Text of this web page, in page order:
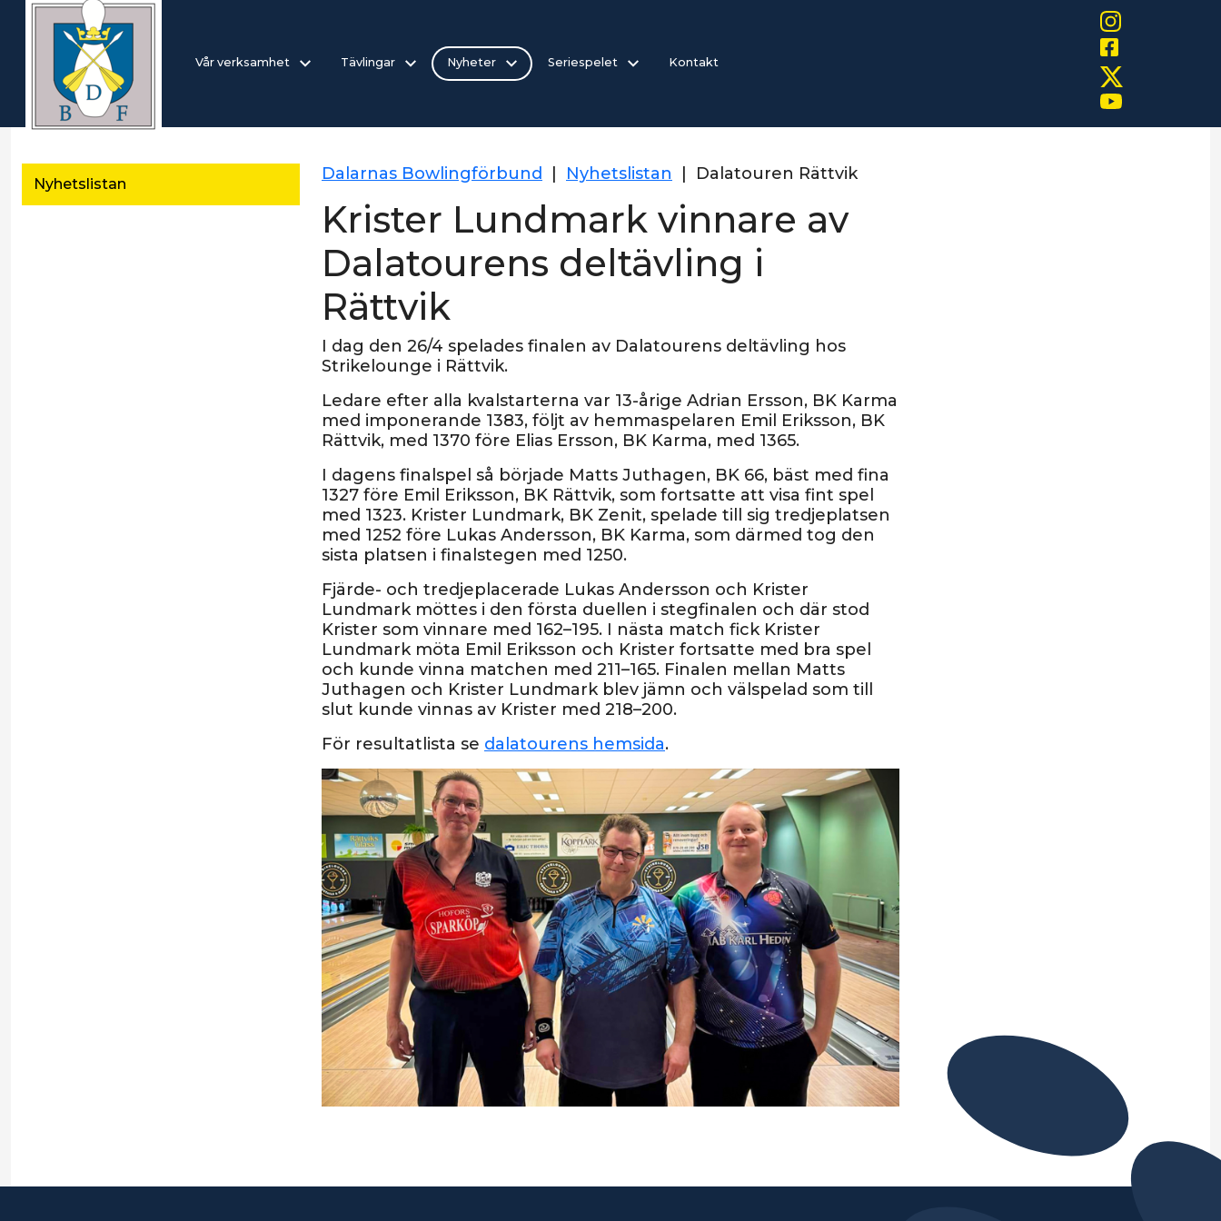
Vår verksamhet Tävlingar Nyheter Seriespelet Kontakt
Nyhetslistan
Dalarnas Bowlingförbund Nyhetslistan Dalatouren Rättvik
Krister Lundmark vinnare av
Dalatourens deltävling i
Rättvik
I dag den 26/4 spelades finalen av Dalatourens deltävling hos
Strikelounge i Rättvik.
Ledare efter alla kvalstarterna var 13-årige Adrian Ersson, BK Karma
med imponerande 1383, följt av hemmaspelaren Emil Eriksson, BK
Rättvik, med 1370 före Elias Ersson, BK Karma, med 1365.
I dagens finalspel så började Matts Juthagen, BK 66, bäst med fina
1327 före Emil Eriksson, BK Rättvik, som fortsatte att visa fint spel
med 1323. Krister Lundmark, BK Zenit, spelade till sig tredjeplatsen
med 1252 före Lukas Andersson, BK Karma, som därmed tog den
sista platsen i finalstegen med 1250.
Fjärde- och tredjeplacerade Lukas Andersson och Krister
Lundmark möttes i den första duellen i stegfinalen och där stod
Krister som vinnare med 162–195. I nästa match fick Krister
Lundmark möta Emil Eriksson och Krister fortsatte med bra spel
och kunde vinna matchen med 211–165. Finalen mellan Matts
Juthagen och Krister Lundmark blev jämn och välspelad som till
slut kunde vinnas av Krister med 218–200.
För resultatlista se dalatourens hemsida.